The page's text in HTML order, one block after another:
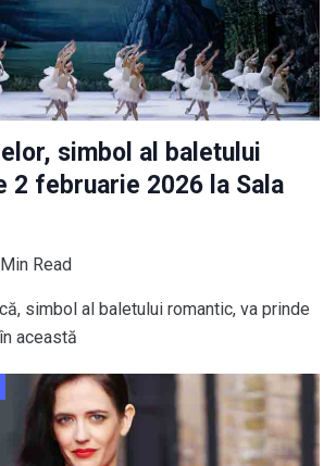
simbol al baletului
2 februarie 2026 la Sala
Read
simbol al baletului romantic, va prinde
această